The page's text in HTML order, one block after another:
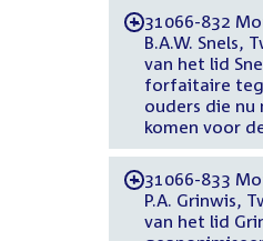
-31066-832
B.A.W. Snels,
van het lid
forfaitaire
ouders die nu
komen voor
-31066-833
P.A. Grinwis,
van het lid